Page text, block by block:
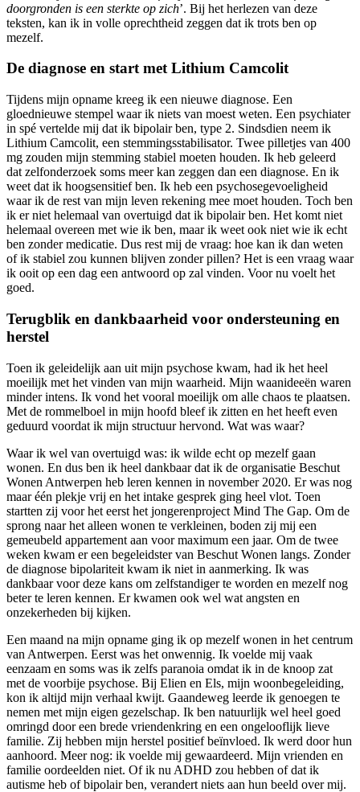
doorgronden is een sterkte op zich’. Bij het herlezen van deze
teksten, kan ik in volle oprechtheid zeggen dat ik trots ben op
mezelf.
De diagnose en start met Lithium Camcolit
Tijdens mijn opname kreeg ik een nieuwe diagnose. Een
gloednieuwe stempel waar ik niets van moest weten. Een psychiater
in spé vertelde mij dat ik bipolair ben, type 2. Sindsdien neem ik
Lithium Camcolit, een stemmingsstabilisator. Twee pilletjes van 400
mg zouden mijn stemming stabiel moeten houden. Ik heb geleerd
dat zelfonderzoek soms meer kan zeggen dan een diagnose. En ik
weet dat ik hoogsensitief ben. Ik heb een psychosegevoeligheid
waar ik de rest van mijn leven rekening mee moet houden. Toch ben
ik er niet helemaal van overtuigd dat ik bipolair ben. Het komt niet
helemaal overeen met wie ik ben, maar ik weet ook niet wie ik echt
ben zonder medicatie. Dus rest mij de vraag: hoe kan ik dan weten
of ik stabiel zou kunnen blijven zonder pillen? Het is een vraag waar
ik ooit op een dag een antwoord op zal vinden. Voor nu voelt het
goed.
Terugblik en dankbaarheid voor ondersteuning en
herstel
Toen ik geleidelijk aan uit mijn psychose kwam, had ik het heel
moeilijk met het vinden van mijn waarheid. Mijn waanideeën waren
minder intens. Ik vond het vooral moeilijk om alle chaos te plaatsen.
Met de rommelboel in mijn hoofd bleef ik zitten en het heeft even
geduurd voordat ik mijn structuur hervond. Wat was waar?
Waar ik wel van overtuigd was: ik wilde echt op mezelf gaan
wonen. En dus ben ik heel dankbaar dat ik de organisatie Beschut
Wonen Antwerpen heb leren kennen in november 2020. Er was nog
maar één plekje vrij en het intake gesprek ging heel vlot. Toen
startten zij voor het eerst het jongerenproject Mind The Gap. Om de
sprong naar het alleen wonen te verkleinen, boden zij mij een
gemeubeld appartement aan voor maximum een jaar. Om de twee
weken kwam er een begeleidster van Beschut Wonen langs. Zonder
de diagnose bipolariteit kwam ik niet in aanmerking. Ik was
dankbaar voor deze kans om zelfstandiger te worden en mezelf nog
beter te leren kennen. Er kwamen ook wel wat angsten en
onzekerheden bij kijken.
Een maand na mijn opname ging ik op mezelf wonen in het centrum
van Antwerpen. Eerst was het onwennig. Ik voelde mij vaak
eenzaam en soms was ik zelfs paranoia omdat ik in de knoop zat
met de voorbije psychose. Bij Elien en Els, mijn woonbegeleiding,
kon ik altijd mijn verhaal kwijt. Gaandeweg leerde ik genoegen te
nemen met mijn eigen gezelschap. Ik ben natuurlijk wel heel goed
omringd door een brede vriendenkring en een ongelooflijk lieve
familie. Zij hebben mijn herstel positief beïnvloed. Ik werd door hun
aanhoord. Meer nog: ik voelde mij gewaardeerd. Mijn vrienden en
familie oordeelden niet. Of ik nu ADHD zou hebben of dat ik
autisme heb of bipolair ben, verandert niets aan hun beeld over mij.